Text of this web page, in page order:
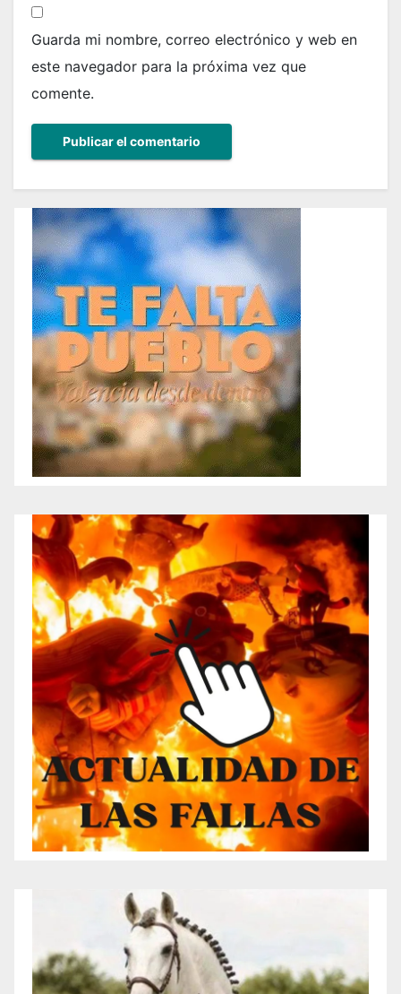
Guarda mi nombre, correo electrónico y web en
este navegador para la próxima vez que
comente.